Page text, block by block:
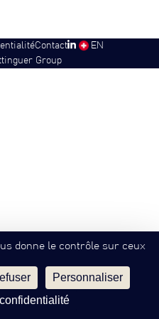
Group
Contact SW EN
donne le contrôle sur ceux
Personnaliser